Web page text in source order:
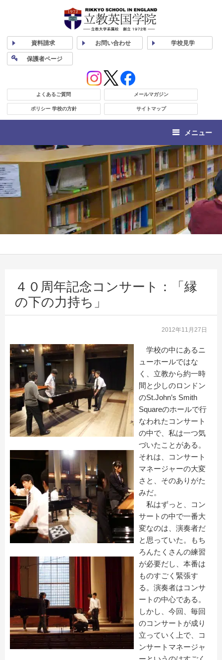
資料請求 お問い合わせ 学校見学
保護者ページ
よくあるご質問 メールマガジン
ポリシー 学校の方針 サイトマップ
メニュー
４０周年記念コンサート：「縁
の下の力持ち」
2012年11月27日
学校の中にあるニ
ューホールではな
く、立教から約一時
間と少しのロンドン
のSt.John’s Smith
Squareのホールで行
なわれたコンサート
の中で、私は一つ気
づいたことがある。
それは、コンサート
マネージャーの大変
さと、そのありがた
みだ。
私はずっと、コン
サートの中で一番大
変なのは、演奏者だ
と思っていた。もち
ろんたくさんの練習
が必要だし、本番は
ものすごく緊張す
る。演奏者はコンサ
ートの中心である。
しかし、今回、毎回
のコンサートが成り
立っていく上で、コ
ンサートマネージャ